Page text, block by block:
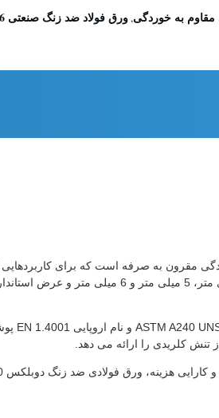
مقاوم به خوردگی,ورق فولاد ضد زنگ صنعتی 6 میلی متر
مقرون به صرفه است که برای
تنش کلریدی را ارائه می دهد.